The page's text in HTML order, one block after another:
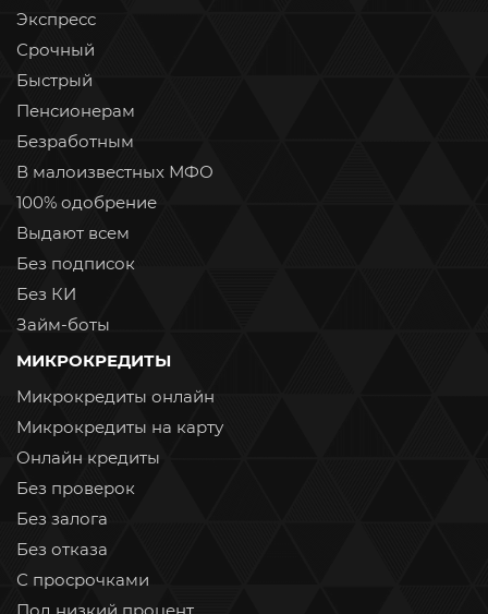
Экспресс
Срочный
Быстрый
Пенсионерам
Безработным
В малоизвестных МФО
100% одобрение
Выдают всем
Без подписок
Без КИ
Займ-боты
МИКРОКРЕДИТЫ
Микрокредиты онлайн
Микрокредиты на карту
Онлайн кредиты
Без проверок
Без залога
Без отказа
С просрочками
Под низкий процент